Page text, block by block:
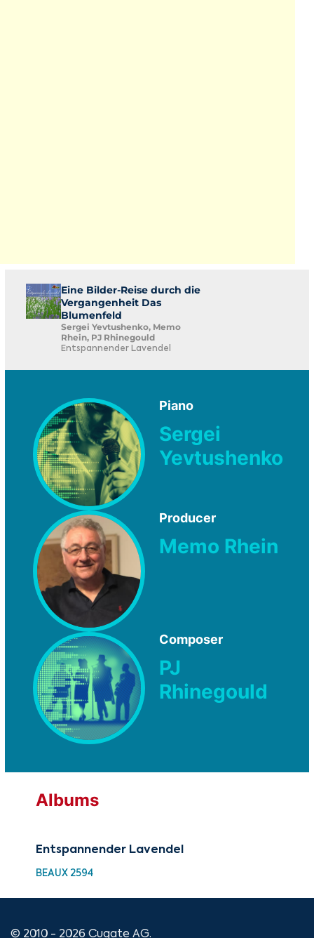
Eine Bilder-Reise durch die
Vergangenheit Das
Blumenfeld
Sergei Yevtushenko, Memo
Rhein, PJ Rhinegould
Entspannender Lavendel
Piano
Sergei
Yevtushenko
Producer
Memo Rhein
Composer
PJ
Rhinegould
Albums
Entspannender Lavendel
BEAUX 2594
© 2010 - 2026 Cugate AG.